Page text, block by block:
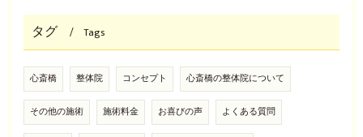
タグ Tags
心斎橋 整体院 コンセプト 心斎橋の整体院について
その他の施術 施術料金 お喜びの声 よくある質問